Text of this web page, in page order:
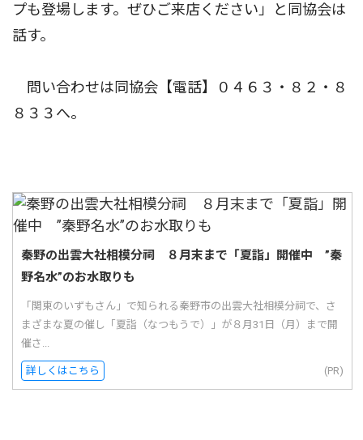
プも登場します。ぜひご来店ください」と同協会は
話す。
問い合わせは同協会【電話】０４６３・８２・８
８３３へ。
秦野の出雲大社相模分祠 ８月末まで「夏詣」開催中 ”秦
野名水”のお水取りも
「関東のいずもさん」で知られる秦野市の出雲大社相模分祠で、さ
まざまな夏の催し「夏詣（なつもうで）」が８月31日（月）まで開
催さ...
詳しくはこちら (PR)